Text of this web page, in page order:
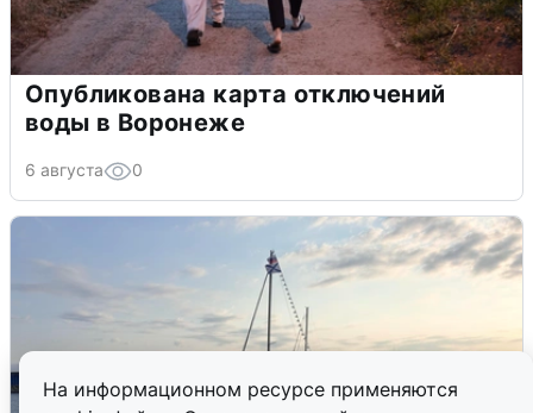
На информационном ресурсе применяются
Опубликована карта отключений
воды в Воронеже
6 августа 0